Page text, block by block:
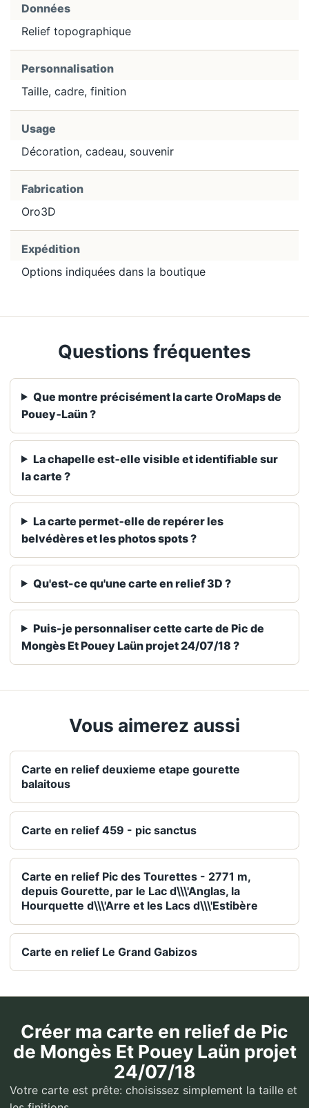
Données
Relief topographique
Personnalisation
Taille, cadre, finition
Usage
Décoration, cadeau, souvenir
Fabrication
Oro3D
Expédition
Options indiquées dans la boutique
Questions fréquentes
Que montre précisément la carte OroMaps de
Pouey‑Laün ?
La chapelle est‑elle visible et identifiable sur
la carte ?
La carte permet‑elle de repérer les
belvédères et les photos spots ?
Qu'est-ce qu'une carte en relief 3D ?
Puis-je personnaliser cette carte de Pic de
Mongès Et Pouey Laün projet 24/07/18 ?
Vous aimerez aussi
Carte en relief deuxieme etape gourette
balaitous
Carte en relief 459 - pic sanctus
Carte en relief Pic des Tourettes - 2771 m,
depuis Gourette, par le Lac d\\\'Anglas, la
Hourquette d\\\'Arre et les Lacs d\\\'Estibère
Carte en relief Le Grand Gabizos
Créer ma carte en relief de Pic
de Mongès Et Pouey Laün projet
24/07/18
Votre carte est prête: choisissez simplement la taille et